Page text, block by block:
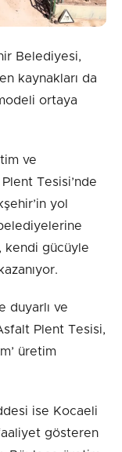
Belediyesi,
kaynakları da
ortaya
ve
Tesisi’nde
yol
kendi gücüyle
duyarlı ve
Plent Tesisi,
üretim
ise Kocaeli
gösteren